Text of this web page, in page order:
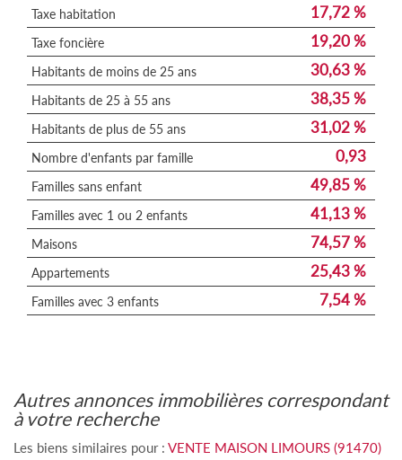
Taxe habitation 17,72 %
Taxe foncière 19,20 %
Habitants de moins de 25 ans 30,63 %
Habitants de 25 à 55 ans 38,35 %
Habitants de plus de 55 ans 31,02 %
Nombre d'enfants par famille 0,93
Familles sans enfant 49,85 %
Familles avec 1 ou 2 enfants 41,13 %
Maisons 74,57 %
Appartements 25,43 %
Familles avec 3 enfants 7,54 %
autres annonces immobilières correspondant
à votre recherche
Les biens similaires pour : VENTE MAISON LIMOURS (91470)